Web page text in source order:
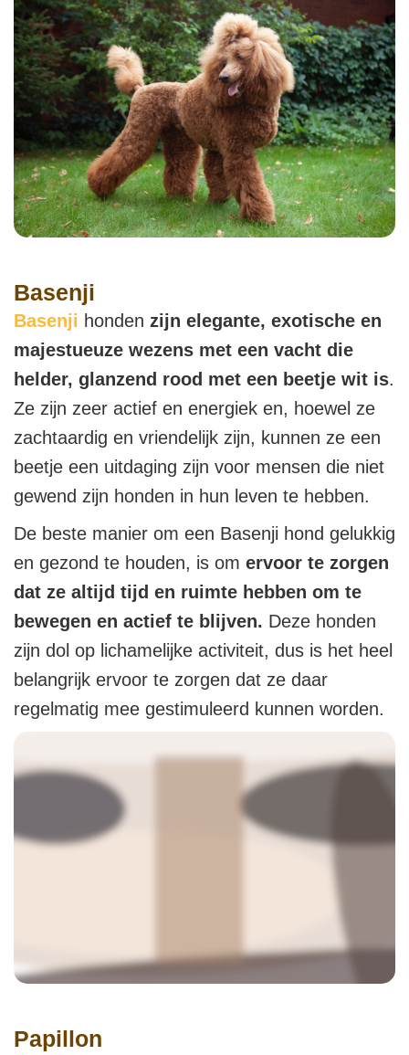
Basenji
Basenji honden zijn elegante, exotische en
majestueuze wezens met een vacht die
helder, glanzend rood met een beetje wit is.
Ze zijn zeer actief en energiek en, hoewel ze
zachtaardig en vriendelijk zijn, kunnen ze een
beetje een uitdaging zijn voor mensen die niet
gewend zijn honden in hun leven te hebben.
De beste manier om een Basenji hond gelukkig
en gezond te houden, is om ervoor te zorgen
dat ze altijd tijd en ruimte hebben om te
bewegen en actief te blijven. Deze honden
zijn dol op lichamelijke activiteit, dus is het heel
belangrijk ervoor te zorgen dat ze daar
regelmatig mee gestimuleerd kunnen worden.
Papillon